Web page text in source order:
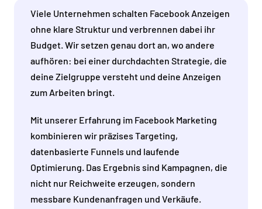
Viele Unternehmen schalten Facebook Anzeigen
ohne klare Struktur und verbrennen dabei ihr
Budget. Wir setzen genau dort an, wo andere
aufhören: bei einer durchdachten Strategie, die
deine Zielgruppe versteht und deine Anzeigen
zum Arbeiten bringt.
Mit unserer Erfahrung im Facebook Marketing
kombinieren wir präzises Targeting,
datenbasierte Funnels und laufende
Optimierung. Das Ergebnis sind Kampagnen, die
nicht nur Reichweite erzeugen, sondern
messbare Kundenanfragen und Verkäufe.